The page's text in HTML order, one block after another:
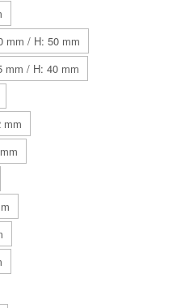
mm / H: 50 mm
mm / H: 40 mm
mm